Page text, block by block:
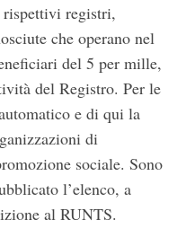
registri,
che operano nel
del 5 per mille,
del Registro. Per le
e di qui la
di
sociale. Sono
l’elenco, a
al RUNTS.